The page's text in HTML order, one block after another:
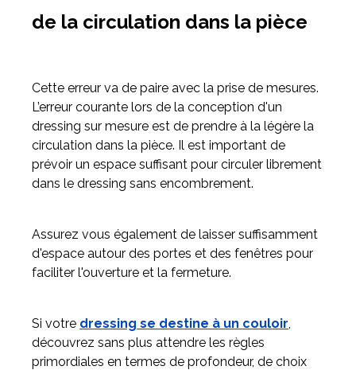
de la circulation dans la pièce
Cette erreur va de paire avec la prise de mesures.
L’erreur courante lors de la conception d'un
dressing sur mesure est de prendre à la légère la
circulation dans la pièce. Il est important de
prévoir un espace suffisant pour circuler librement
dans le dressing sans encombrement.
Assurez vous également de laisser suffisamment
d'espace autour des portes et des fenêtres pour
faciliter l'ouverture et la fermeture.
Si votre dressing se destine à un couloir
découvrez sans plus attendre les règles
primordiales en termes de profondeur, de choix